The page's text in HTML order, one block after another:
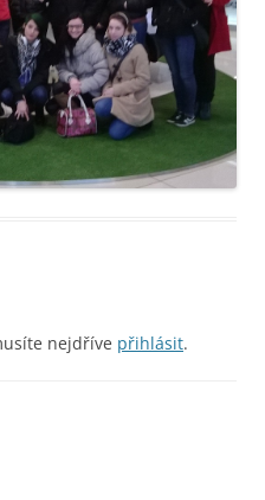
nejdříve přihlásit.